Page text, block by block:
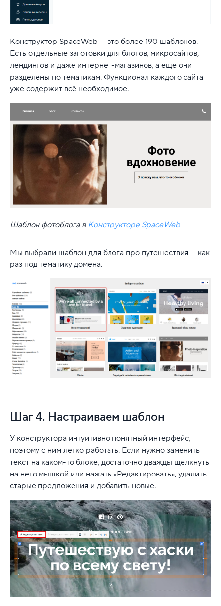
Конструктор SpaceWeb — это более 190 шаблонов.
Есть отдельные заготовки для блогов, микросайтов,
лендингов и даже интернет-магазинов, а еще они
разделены по тематикам. Функционал каждого сайта
уже содержит всё необходимое.
Шаблон фотоблога в Конструкторе SpaceWeb
Мы выбрали шаблон для блога про путешествия — как
раз под тематику домена.
Шаг 4. Настраиваем шаблон
У конструктора интуитивно понятный интерфейс,
поэтому с ним легко работать. Если нужно заменить
текст на каком-то блоке, достаточно дважды щелкнуть
на него мышкой или нажать «Редактировать», удалить
старые предложения и добавить новые.